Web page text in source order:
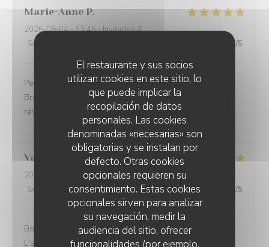
El restaurante y sus socios
utilizan cookies en este sitio, lo
que puede implicar la
recopilación de datos
personales. Las cookies
denominadas «necesarias» son
obligatorias y se instalan por
defecto. Otras cookies
opcionales requieren su
consentimiento. Estas cookies
opcionales sirven para analizar
su navegación, medir la
audiencia del sitio, ofrecer
funcionalidades (por ejemplo,
Marie-Anne P
2026-08-04- 13:45 - Invitados 4
Servicio
5/5
Personnel agréable Les meilleures moules de la baie.
Bravo au personnel de la cuisine. N’oubliez pas de
réserver
Valentin
2026-07-31
- 13:30 - Invitados 3
Servicio
/5 Ambiente: 5/5 Menú: 5/5 Calidad / Precio /5
Bonjour, nous avons passé un excellent moment.
L'accueil fut chaleureux et sympathique. Un vrai plaisir.